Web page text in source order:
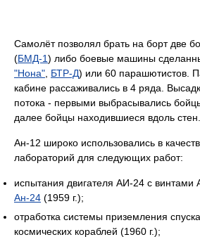
Самолёт позволял брать на борт две
(БМД-1) либо боевые машины
"Нона", БТР-Д) или 60 парашютистов.
кабине рассаживались в 4 ряда.
потока - первыми выбрасывались
далее бойцы находившиеся вдоль стен.
Ан-12 широко использовались в
лабораторий для следующих работ:
испытания двигателя АИ-24 с винтами
Ан-24 (1959 г.);
отработка системы приземления
космических кораблей (1960 г.);